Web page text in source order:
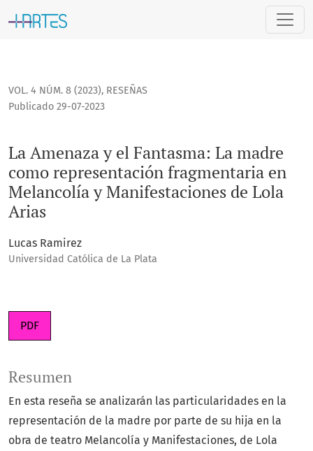
La Amenaza y el Fantasma: La madre como
VOL. 4 NÚM. 8 (2023), RESEÑAS
La Amenaza y el Fantasma: La madre
como representación fragmentaria en
Melancolía y Manifestaciones de Lola
Arias
Publicado 29-07-2023
Lucas Ramirez
Universidad Católica de La Plata
PDF
Resumen
En esta reseña se analizarán las particularidades en la
representación de la madre por parte de su hija en la
obra de teatro Melancolía y Manifestaciones, de Lola